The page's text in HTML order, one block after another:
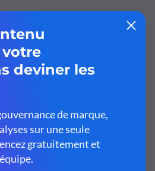
présenté ci-dessus.
souhaite mesurer les
pinces et les marteaux.
couleur distincte est attribuée
montre clairement quel employé
ainsi que le montant vendu pour